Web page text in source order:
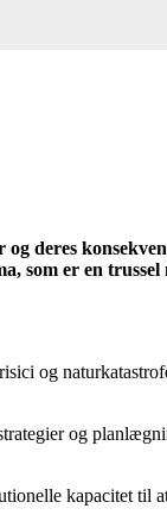
deres
er en trussel
og
og
kapacitet